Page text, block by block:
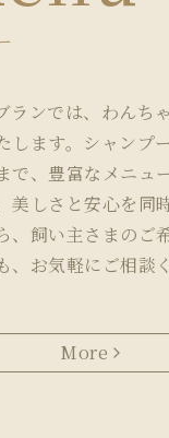
ランでは、わんち
します。シャンプ
で、豊富なメニュ
美しさと安心を同
、飼い主さまのご
、お気軽にご相談
More